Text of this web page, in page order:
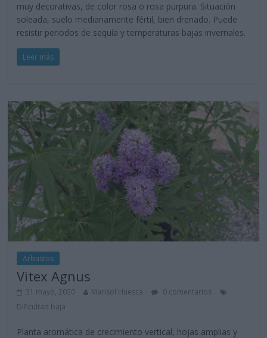
muy decorativas, de color rosa o rosa purpura. Situación
soleada, suelo medianamente fértil, bien drenado. Puede
resistir periodos de sequía y temperaturas bajas invernales.
Leer más
Arbustos
Vitex Agnus
31 mayo, 2020 Marisol Huesca
0 comentarios
Dificultad baja
Planta aromática de crecimiento vertical, hojas amplias y